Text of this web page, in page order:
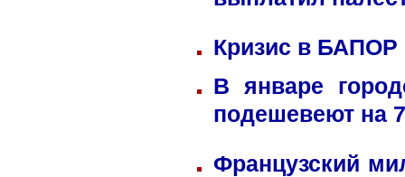
Кризис в БАПОР
В январе
подешевеют на
Французский